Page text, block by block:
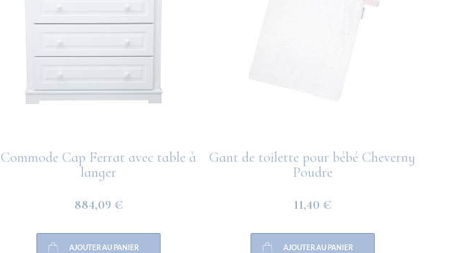
Commode Cap Ferrat avec table à
langer
884,09 €
AJOUTER AU PANIER
Gant de toilette pour bébé Cheverny
Poudre
11,40 €
AJOUTER AU PANIER